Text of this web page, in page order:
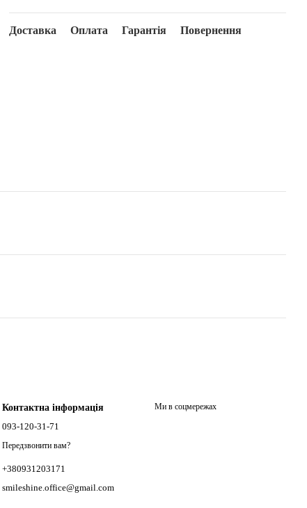
Доставка Оплата Гарантія
Повернення
Контактна інформація
093-120-31-71
Передзвонити вам?
+380931203171
smileshine.office@gmail.com
Ми в соцмережах